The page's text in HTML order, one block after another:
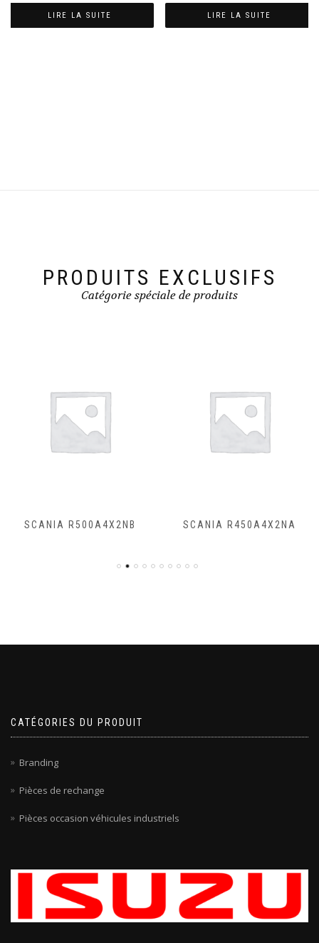
LIRE LA SUITE LIRE LA SUITE
PRODUITS EXCLUSIFS
Catégorie spéciale de produits
SCANIA R500A4X2NB SCANIA R450A4X2NA
CATÉGORIES DU PRODUIT
Branding
Pièces de rechange
Pièces occasion véhicules industriels